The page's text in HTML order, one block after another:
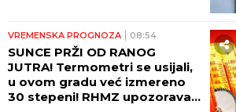
VREMENSKA PROGNOZA 08:54
SUNCE PRŽI OD RANOG
JUTRA! Termometri se usijali,
u ovom gradu već izmereno
30 stepeni! RHMZ upozorava -